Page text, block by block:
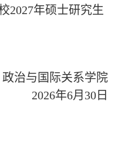
2027年硕士研究生
政治与国际关系学院
2026年6月30日